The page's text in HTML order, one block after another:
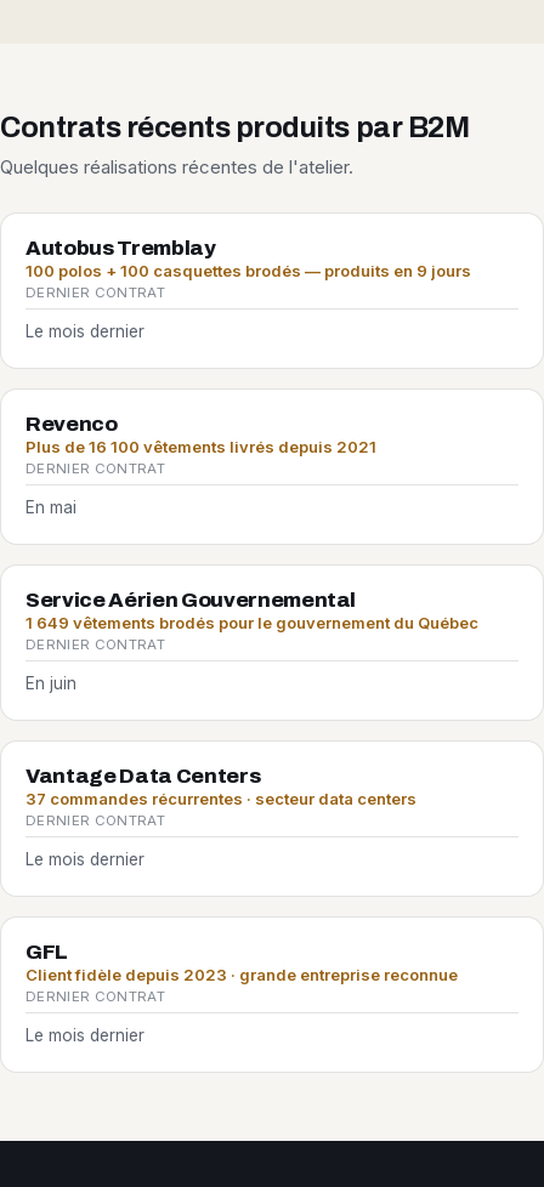
Contrats récents produits par B2M
Quelques réalisations récentes de l'atelier.
Autobus Tremblay
100 polos + 100 casquettes brodés — produits en 9 jours
DERNIER CONTRAT
Le mois dernier
Revenco
Plus de 16 100 vêtements livrés depuis 2021
DERNIER CONTRAT
En mai
Service Aérien Gouvernemental
1 649 vêtements brodés pour le gouvernement du Québec
DERNIER CONTRAT
En juin
Vantage Data Centers
37 commandes récurrentes · secteur data centers
DERNIER CONTRAT
Le mois dernier
GFL
Client fidèle depuis 2023 · grande entreprise reconnue
DERNIER CONTRAT
Le mois dernier